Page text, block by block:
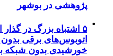
پژوهشی در بوشهر
۵ اشتباه بزرگ در
اتوبوس‌های برقی بدون
خورشیدی بدون شبکه